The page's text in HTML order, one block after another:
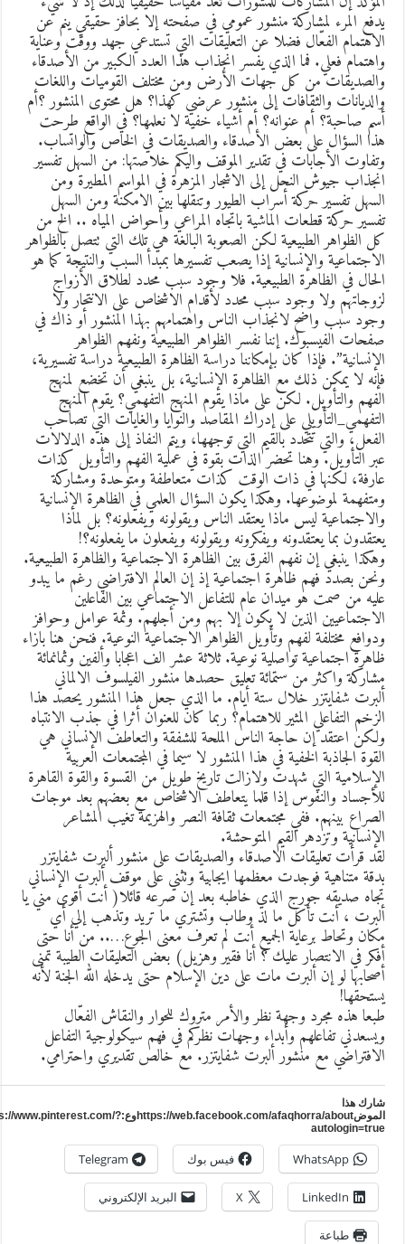
المرء لمشاركة منشور عمومي في صفحته إلا بحافز حقيقي ينم عن
الفعّال فضلا عن التعليقات التي تستدعي جهد ووقت وعناية
فعلي. فما الذي يفسر انجذاب هذا العدد الكبير من الأصدقاء
من كل جهات الأرض ومن مختلف القوميات واللغات
والثقافات إلى منشور عرضي كهذا؟ هل محتوى المنشور ؟أم
صاحبة؟ أم عنوانه؟ أم أشياء خفية لا نعلمها؟ في الواقع طرحت
السؤال على بعض الأصدقاء والصديقات في الخاص والواتساب.
الأجابات في تقدير الموقف واليكم خلاصتها: من السهل تفسير
جيوش النحل إلى الاشجار المزهرة في المواسم المطيرة ومن
تفسير حركة أسراب الطيور وتنقلها بين الامكنة ومن السهل
حركة قطعات الماشية باتجاه المراعي وأحواض المياه .. الخ من
الظواهر الطبيعية لكن الصعوبة البالغة هي تلك التي تتصل بالظواهر
والإنسانية إذا يصعب تفسيرها بمبدأ السبب والنتيجة كما هو
في الظاهرة الطبيعية. فلا وجود سبب محدد لطلاق الأزواج
ولا وجود سبب محدد لأقدام الاشخاص على الانتحار ولا
سبب واضح لانجذاب الناس واهتمامهم بهذا المنشور أو ذاك في
الفيسبوك. إننا نفسر الظواهر الطبيعية ونفهم الظواهر
فإذا كان بإمكاننا دراسة الظاهرة الطبيعية دراسة تفسيرية،
لا يمكن ذلك مع الظاهرة الإنسانية، بل ينبغي أن تخضع لمنهج
والتأويل. لكن على ماذا يقوم المنهج التفهمي؟ يقوم المنهج
على إدراك المقاصد والنوايا والغايات التي تصاحب
والتي تتحدد بالقيم التي توجهها، ويتم النفاذ إلى هذه الدلالات
التأويل. وهنا تحضر الذات بقوة في عملية الفهم والتأويل كذات
لكنها في ذات الوقت كذات متعاطفة ومتوحدة ومشاركة
لموضوعها. وهكذا يكون السؤال العلمي في الظاهرة الإنسانية
ليس ماذا يعتقد الناس ويقولونه ويفعلونه؟ بل لماذا
بما يعتقدونه ويفكرونه ويقولونه ويفعلون ما يفعلونه؟!
ينبغي إن نفهم الفرق بين الظاهرة الاجتماعية والظاهرة الطبيعية.
بصدد فهم ظاهرة اجتماعية إذ إن العالم الافتراضي رغم ما يبدو
من صمت هو ميدان عام للتفاعل الاجتماعي بين الفاعلين
الذين لا يكون إلا بهم ومن أجلهم. وثمة عوامل وحوافز
مختلفة لفهم وتأويل الظواهر الاجتماعية النوعية. فنحن هنا بازاء
اجتماعية تواصلية نوعية. ثلاثة عشر الف اعجابا وألفين وثمانمائة
واكثر من ستمائة تعليق حصدها منشور الفيلسوف الالماني
شفايتزر خلال ستة أيام. ما الذي جعل هذا المنشور يحصد هذا
التفاعلي المثير للاهتمام؟ ربما كان للعنوان أثرا في جذب الانتباه
اعتقد إن حاجة الناس الملحة للشفقة والتعاطف الإنساني هي
الجاذبة الخفية في هذا المنشور لا سيما في المجتمعات العربية
التي شهدت ولازالت تاريخ طويل من القسوة والقوة القاهرة
والنفوس إذا قلما يتعاطف الاشخاص مع بعضهم بعد موجات
بينهم. ففي مجتمعات ثقافة النصر والهزيمة تغيب المشاعر
وتزدهر القيم المتوحشة.
قرأت تعليقات الاصدقاء والصديقات على منشور ألبرت شفايتزر
متناهية فوجدت معظمها ايجابية وتثني على موقف ألبرت الإنساني
صديقه جورج الذي خاطبه بعد إن صرعه قائلا( أنت أقوى مني يا
، أنت تأكل ما لذ وطاب وتشتري ما تريد وتذهب إلي أي
وتحاط برعاية الجميع أنت لم تعرف معنى الجوع….. من أنا حتى
في الانتصار عليك ؟ أنا فقير وهزيل) بعض التعليقات الطيبة تمنى
لو إن ألبرت مات على دين الإسلام حتى يدخله الله الجنة لأنه
هذه مجرد وجهة نظر والأمر متروك للحوار والنقاش الفعّال
تفاعلهم وأبداء وجهات نظركم في فهم سيكولوجية التفاعل
مع منشور ألبرت شفايتزر. مع خالص تقديري واحترامي.
هذا
الموضhttps://web.facebook.com/afaqhorra/aboutوع:https://www.pinterest.com/?
WhatsApp فيس بوك Telegram
LinkedIn
X البريد الإلكتروني
طباعة